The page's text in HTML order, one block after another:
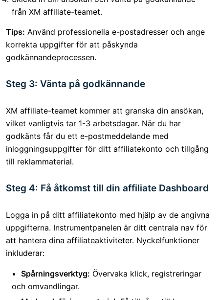
från XM affiliate-teamet.
Tips: Använd professionella e-postadresser och ange
korrekta uppgifter för att påskynda
godkännandeprocessen.
Steg 3: Vänta på godkännande
XM affiliate-teamet kommer att granska din ansökan,
vilket vanligtvis tar 1-3 arbetsdagar. När du har
godkänts får du ett e-postmeddelande med
inloggningsuppgifter för ditt affiliatekonto och tillgång
till reklammaterial.
Steg 4: Få åtkomst till din affiliate Dashboard
Logga in på ditt affiliatekonto med hjälp av de angivna
uppgifterna. Instrumentpanelen är ditt centrala nav för
att hantera dina affiliateaktiviteter. Nyckelfunktioner
inkluderar:
Spårningsverktyg: Övervaka klick, registreringar
och omvandlingar.